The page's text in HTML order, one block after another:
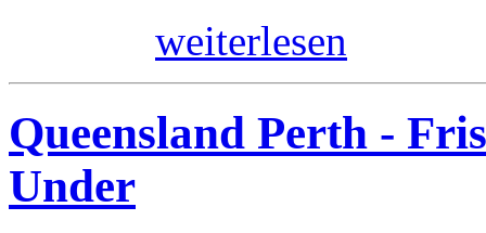
weiterlesen
Queensland Perth -
Under